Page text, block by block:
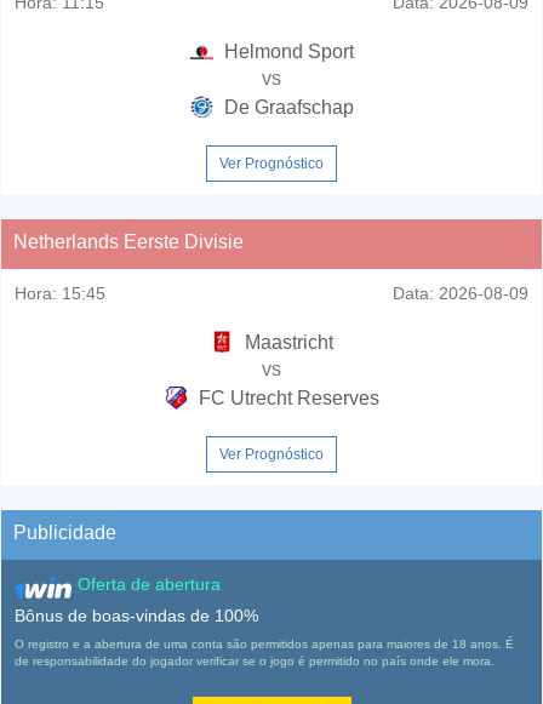
Helmond Sport
vs
De Graafschap
Ver Prognóstico
Netherlands Eerste Divisie
Hora: 15:45 Data: 2026-08-09
Maastricht
vs
FC Utrecht Reserves
Ver Prognóstico
Publicidade
Oferta de abertura
Bônus de boas-vindas de 100%
O registro e a abertura de uma conta são permitidos apenas para maiores de 18 anos. É
de responsabilidade do jogador verificar se o jogo é permitido no país onde ele mora.